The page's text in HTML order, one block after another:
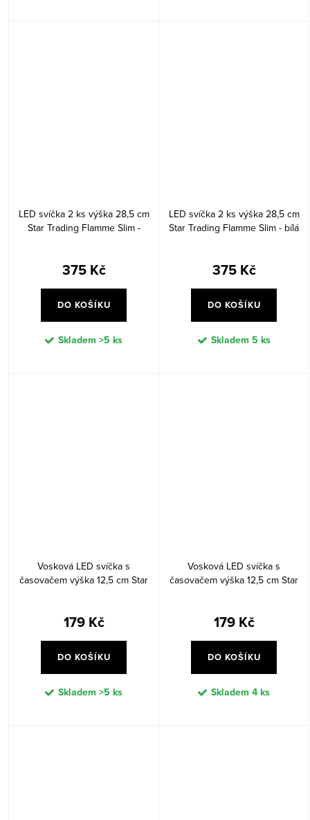
LED svíčka 2 ks výška 28,5 cm
Star Trading Flamme Slim -
375 Kč
DO KOŠÍKU
Skladem >5 ks
LED svíčka 2 ks výška 28,5 cm
Star Trading Flamme Slim - bílá
375 Kč
DO KOŠÍKU
Skladem 5 ks
Vosková LED svíčka s
časovačem výška 12,5 cm Star
179 Kč
DO KOŠÍKU
Skladem >5 ks
Vosková LED svíčka s
časovačem výška 12,5 cm Star
179 Kč
DO KOŠÍKU
Skladem 4 ks